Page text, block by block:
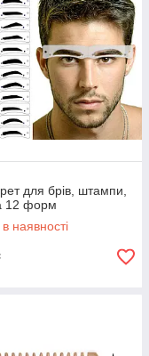
для брів, штампи,
12 форм
наявності